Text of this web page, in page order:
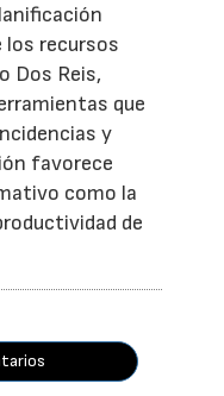
los recursos
Dos Reis,
que
y
favorece
como la
de